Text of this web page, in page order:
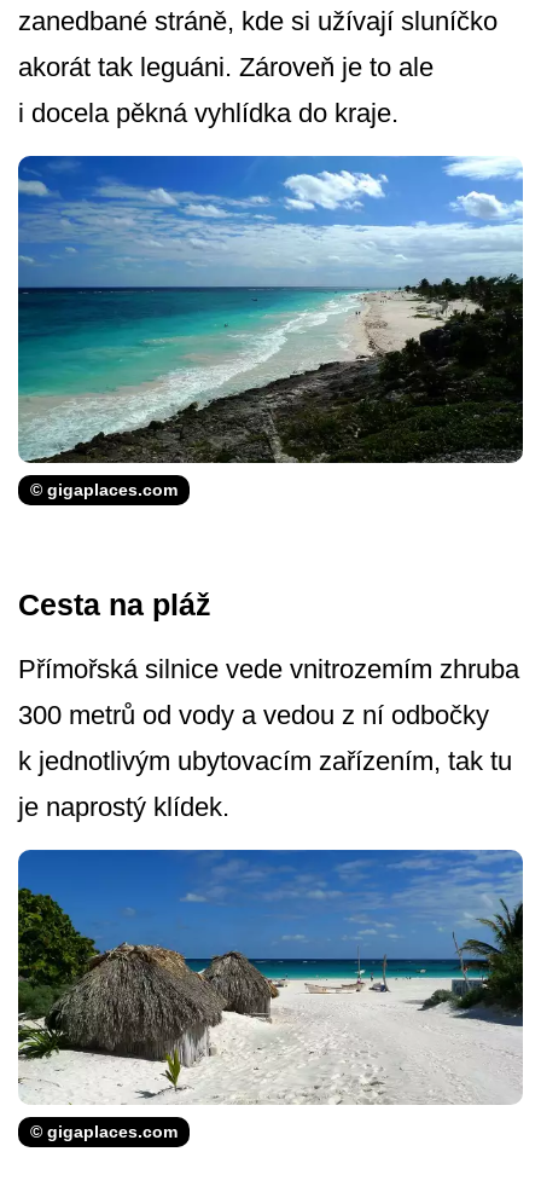
zanedbané stráně, kde si užívají sluníčko
akorát tak leguáni. Zároveň je to ale
i docela pěkná vyhlídka do kraje.
© gigaplaces.com
Cesta na pláž
Přímořská silnice vede vnitrozemím zhruba
300 metrů od vody a vedou z ní odbočky
k jednotlivým ubytovacím zařízením, tak tu
je naprostý klídek.
© gigaplaces.com